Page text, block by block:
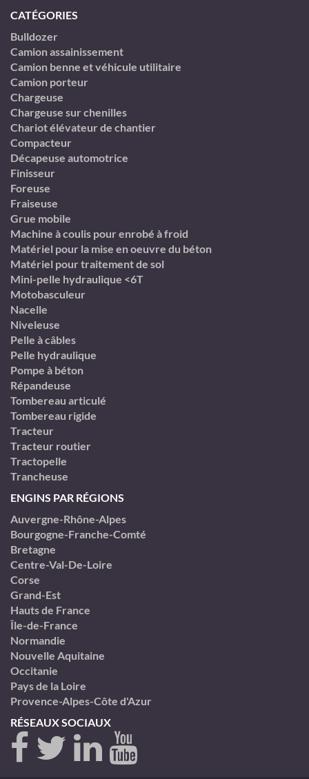
CATÉGORIES
Bulldozer
Camion assainissement
Camion benne et véhicule utilitaire
Camion porteur
Chargeuse
Chargeuse sur chenilles
Chariot élévateur de chantier
Compacteur
Décapeuse automotrice
Finisseur
Foreuse
Fraiseuse
Grue mobile
Machine à coulis pour enrobé à froid
Matériel pour la mise en oeuvre du béton
Matériel pour traitement de sol
Mini-pelle hydraulique <6T
Motobasculeur
Nacelle
Niveleuse
Pelle à câbles
Pelle hydraulique
Pompe à béton
Répandeuse
Tombereau articulé
Tombereau rigide
Tracteur
Tracteur routier
Tractopelle
Trancheuse
ENGINS PAR RÉGIONS
Auvergne-Rhône-Alpes
Bourgogne-Franche-Comté
Bretagne
Centre-Val-De-Loire
Corse
Grand-Est
Hauts de France
Île-de-France
Normandie
Nouvelle Aquitaine
Occitanie
Pays de la Loire
Provence-Alpes-Côte d'Azur
RÉSEAUX SOCIAUX